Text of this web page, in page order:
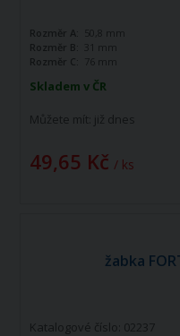
Skladem v ČR
Můžete mít: již dnes
49,65 Kč / ks
Rozměr A:
50,8 mm
Rozměr B:
31 mm
Rozměr C:
76 mm
žabka
Katalogové číslo: 02237